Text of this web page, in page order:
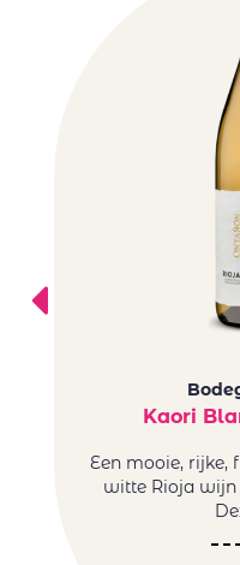
Kaori
Een mooie, rijke,
witte Rioja wijn